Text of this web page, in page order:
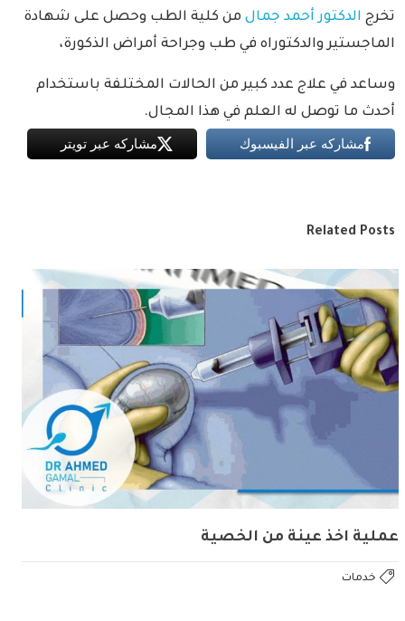
تخرج الدكتور أحمد جمال من كلية الطب وحصل على شهادة
الماجستير والدكتوراه في طب وجراحة أمراض الذكورة،
وساعد في علاج عدد كبير من الحالات المختلفة باستخدام
أحدث ما توصل له العلم في هذا المجال.
مشاركه عبر الفيسبوك
مشاركه عبر تويتر
Related Posts
عملية اخذ عينة من الخصية
خدمات